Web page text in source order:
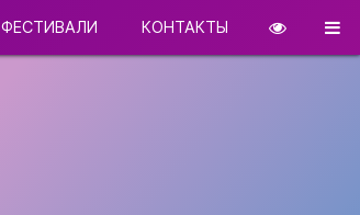
ФЕСТИВАЛИ КОНТАКТЫ